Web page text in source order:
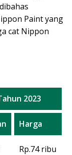
Paint yang
cat Nippon
2023
Harga
Rp.74 ribu